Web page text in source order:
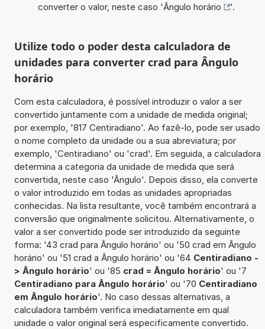
converter o valor, neste caso 'Ângulo horário '.
Utilize todo o poder desta calculadora de
unidades para converter crad para Ângulo
horário
Com esta calculadora, é possível introduzir o valor a ser
convertido juntamente com a unidade de medida original;
por exemplo, '817 Centiradiano'. Ao fazê-lo, pode ser usado
o nome completo da unidade ou a sua abreviatura; por
exemplo, 'Centiradiano' ou 'crad'. Em seguida, a calculadora
determina a categoria da unidade de medida que será
convertida, neste caso 'Ângulo'. Depois disso, ela converte
o valor introduzido em todas as unidades apropriadas
conhecidas. Na lista resultante, você também encontrará a
conversão que originalmente solicitou. Alternativamente, o
valor a ser convertido pode ser introduzido da seguinte
forma: '43 crad para Ângulo horário' ou '50 crad em Ângulo
horário' ou '51 crad a Ângulo horário' ou '64 Centiradiano -
> Ângulo horário' ou '85 crad = Ângulo horário' ou '7
Centiradiano para Ângulo horário' ou '70 Centiradiano
em Ângulo horário'. No caso dessas alternativas, a
calculadora também verifica imediatamente em qual
unidade o valor original será especificamente convertido.